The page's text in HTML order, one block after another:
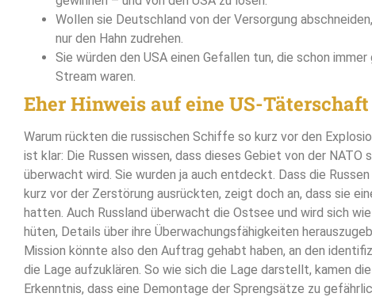
Wollen sie Deutschland von der Versorgung
nur den Hahn zudrehen.
Sie würden den USA einen Gefallen tun, die schon immer
Stream waren.
Eher Hinweis auf eine US-Täterschaft
Warum rückten die russischen Schiffe so kurz vor den
ist klar: Die Russen wissen, dass dieses Gebiet von der NATO
überwacht wird. Sie wurden ja auch entdeckt. Dass die
kurz vor der Zerstörung ausrückten, zeigt doch an, dass sie
hatten. Auch Russland überwacht die Ostsee und wird sich
hüten, Details über ihre Überwachungsfähigkeiten
Mission könnte also den Auftrag gehabt haben, an den
die Lage aufzuklären. So wie sich die Lage darstellt, kamen
Erkenntnis, dass eine Demontage der Sprengsätze zu